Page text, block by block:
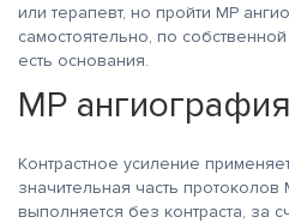
или терапевт, но пройти МР
самостоятельно, по
есть основания.
МР
Контрастное усиление
значительная часть
выполняется без контраста, за